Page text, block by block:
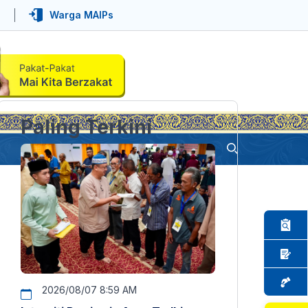
Warga MAIPs
Paling Terkini
2026/08/07 8:59 AM